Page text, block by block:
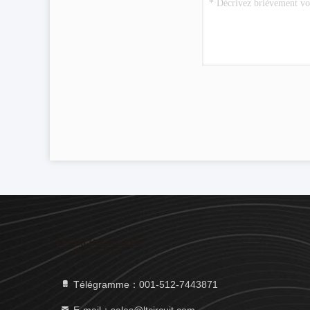
Télégramme：001-512-7443871